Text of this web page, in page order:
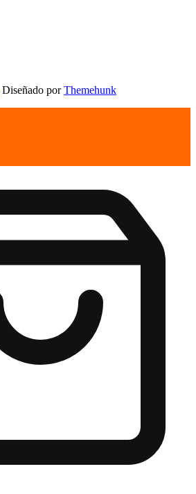
Diseñado por Themehunk